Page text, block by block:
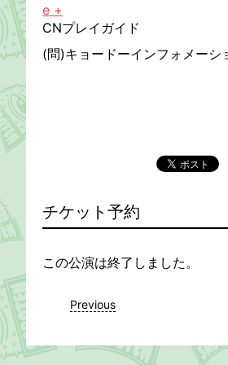
e +
CNプレイガイド
(問)キョードーインフォメー
チケット予約
この公演は終了しました。
Previous